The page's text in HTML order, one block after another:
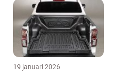
19 januari 2026